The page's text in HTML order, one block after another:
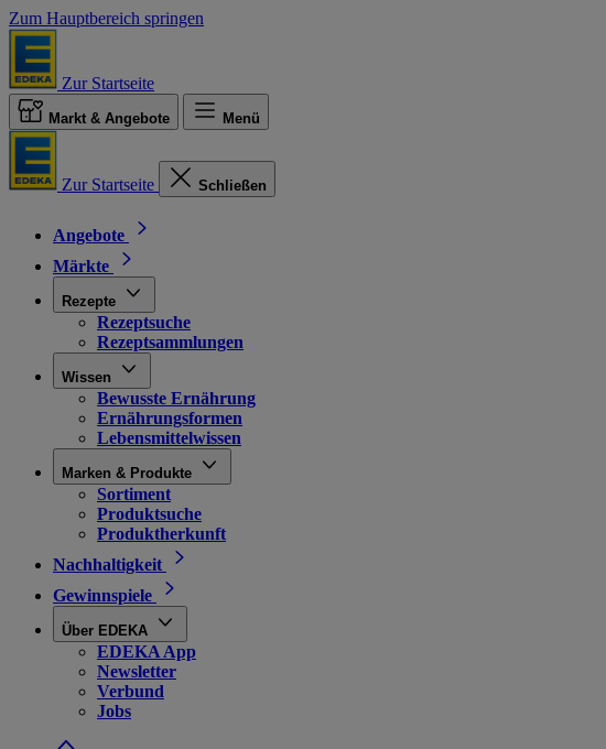
Zum Hauptbereich springen
Zur Startseite
Markt & Angebote Menü
Zur Startseite Schließen
Angebote
Märkte
Rezepte
Rezeptsuche
Rezeptsammlungen
Wissen
Bewusste Ernährung
Ernährungsformen
Lebensmittelwissen
Marken & Produkte
Sortiment
Produktsuche
Produktherkunft
Nachhaltigkeit
Gewinnspiele
Über EDEKA
EDEKA App
Newsletter
Verbund
Jobs